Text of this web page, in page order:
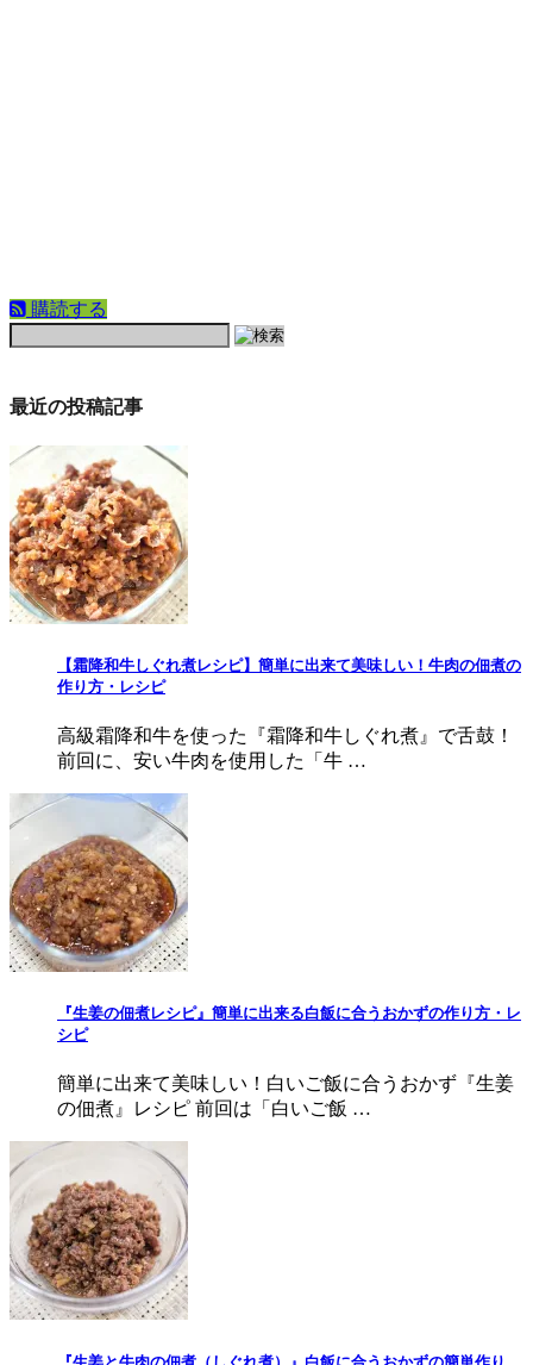
購読する
最近の投稿記事
【霜降和牛しぐれ煮レシピ】簡単に出来て美味しい！牛肉の佃煮の
作り方・レシピ
高級霜降和牛を使った『霜降和牛しぐれ煮』で舌鼓！
前回に、安い牛肉を使用した「牛 …
『生姜の佃煮レシピ』簡単に出来る白飯に合うおかずの作り方・レ
シピ
簡単に出来て美味しい！白いご飯に合うおかず『生姜
の佃煮』レシピ 前回は「白いご飯 …